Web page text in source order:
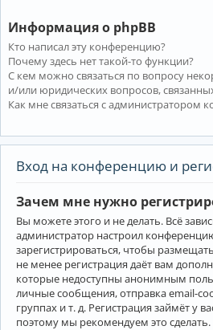
Информация о phpBB
Кто написал эту конференцию?
Почему здесь нет такой-то функции?
С кем можно связаться по вопросу
и/или юридических вопросов,
Как мне связаться с администратором
Вход на конференцию и
Зачем мне нужно
Вы можете этого и не делать. Всё
администратор настроил
зарегистрироваться, чтобы
не менее регистрация даёт вам
которые недоступны анонимным
личные сообщения, отправка email-
группах и т. д. Регистрация займёт у
поэтому мы рекомендуем это сделать.